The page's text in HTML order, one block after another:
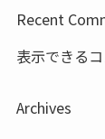
Recent
表示できる
Archives